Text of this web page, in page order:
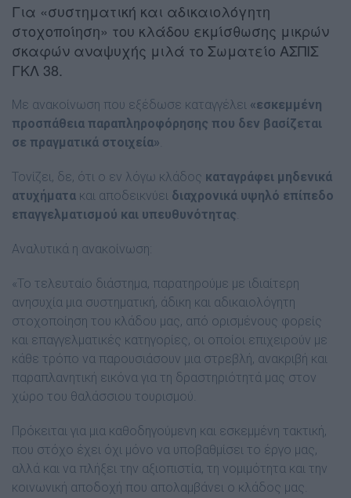
Για «συστηματική και αδικαιολόγητη
στοχοποίηση» του κλάδου εκμίσθωσης μικρών
σκαφών αναψυχής μιλά το Σωματείο ΑΣΠΙΣ
ΓΚΛ 38.
Με ανακοίνωση που εξέδωσε καταγγέλει «εσκεμμένη
προσπάθεια παραπληροφόρησης που δεν βασίζεται
σε πραγματικά στοιχεία»
Τονίζει, δε, ότι ο εν λόγω κλάδος καταγράφει μηδενικά
ατυχήματα και αποδεικνύει διαχρονικά υψηλό επίπεδο
επαγγελματισμού και υπευθυνότητας
Αναλυτικά η ανακοίνωση:
«Το τελευταίο διάστημα, παρατηρούμε με ιδιαίτερη
ανησυχία μια συστηματική, άδικη και αδικαιολόγητη
στοχοποίηση του κλάδου μας, από ορισμένους φορείς
και επαγγελματικές κατηγορίες, οι οποίοι επιχειρούν με
κάθε τρόπο να παρουσιάσουν μια στρεβλή, ανακριβή και
παραπλανητική εικόνα για τη δραστηριότητά μας στον
χώρο του θαλάσσιου τουρισμού.
Πρόκειται για μια καθοδηγούμενη και εσκεμμένη τακτική,
που στόχο έχει όχι μόνο να υποβαθμίσει το έργο μας,
αλλά και να πλήξει την αξιοπιστία, τη νομιμότητα και την
κοινωνική αποδοχή που απολαμβάνει ο κλάδος μας.